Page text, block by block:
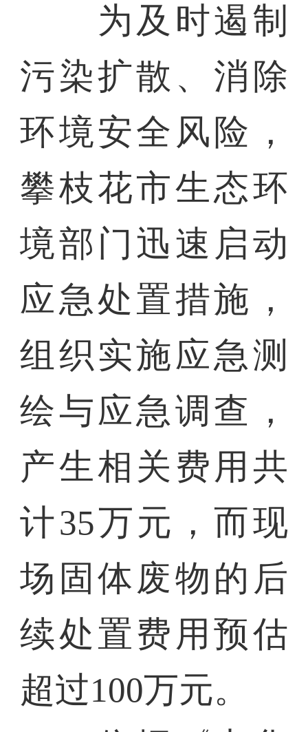
为及时遏制
污染扩散、消除
环境安全风险，
攀枝花市生态环
境部门迅速启动
应急处置措施，
组织实施应急测
绘与应急调查，
产生相关费用共
计35万元，而现
场固体废物的后
续处置费用预估
超过100万元。